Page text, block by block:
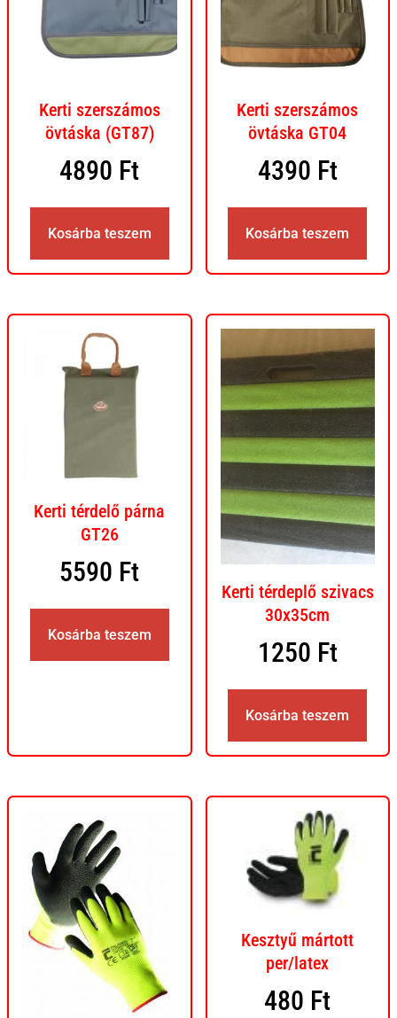
Kerti szerszámos
övtáska (GT87)
4890 Ft
Kosárba teszem
Kerti szerszámos
övtáska GT04
4390 Ft
Kosárba teszem
Kerti térdelő párna
GT26
5590 Ft
Kosárba teszem
Kerti térdeplő szivacs
30x35cm
1250 Ft
Kosárba teszem
Kesztyű mártott
per/latex
480 Ft